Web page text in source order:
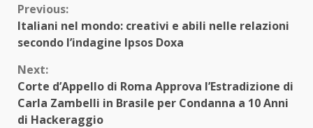
Continue
Reading
Previous:
Italiani nel mondo: creativi e abili nelle relazioni
secondo l’indagine Ipsos Doxa
Next:
Corte d’Appello di Roma Approva l’Estradizione di
Carla Zambelli in Brasile per Condanna a 10 Anni
di Hackeraggio